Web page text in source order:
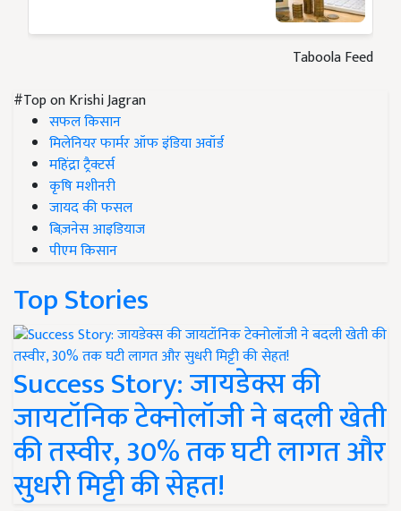
Taboola Feed
#Top on Krishi Jagran
सफल किसान
मिलेनियर फार्मर ऑफ इंडिया अवॉर्ड
महिंद्रा ट्रैक्टर्स
कृषि मशीनरी
जायद की फसल
बिज़नेस आइडियाज
पीएम किसान
Top Stories
Success Story: जायडेक्स की
जायटॉनिक टेक्नोलॉजी ने बदली खेती
की तस्वीर, 30% तक घटी लागत और
सुधरी मिट्टी की सेहत!